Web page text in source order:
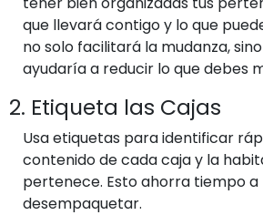
que llevará contigo y lo que
no solo facilitará la mudanza,
ayudaría a reducir lo que debes
2. Etiqueta las Cajas
Usa etiquetas para identificar
contenido de cada caja y la
pertenece. Esto ahorra tiempo a
desempaquetar.